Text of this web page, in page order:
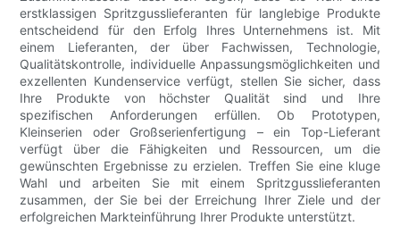
erstklassigen Spritzgusslieferanten für langlebige Produkte
entscheidend für den Erfolg Ihres Unternehmens ist. Mit
einem Lieferanten, der über Fachwissen, Technologie,
Qualitätskontrolle, individuelle Anpassungsmöglichkeiten und
exzellenten Kundenservice verfügt, stellen Sie sicher, dass
Ihre Produkte von höchster Qualität sind und Ihre
spezifischen Anforderungen erfüllen. Ob Prototypen,
Kleinserien oder Großserienfertigung – ein Top-Lieferant
verfügt über die Fähigkeiten und Ressourcen, um die
gewünschten Ergebnisse zu erzielen. Treffen Sie eine kluge
Wahl und arbeiten Sie mit einem Spritzgusslieferanten
zusammen, der Sie bei der Erreichung Ihrer Ziele und der
erfolgreichen Markteinführung Ihrer Produkte unterstützt.